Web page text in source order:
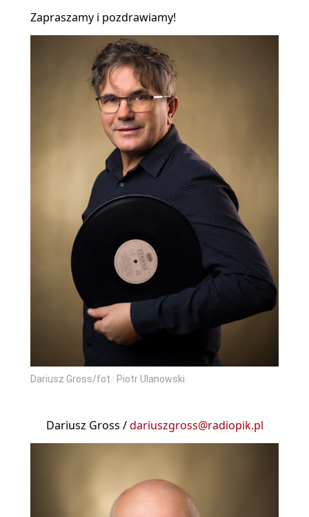
Zapraszamy i pozdrawiamy!
Dariusz Gross/fot.: Piotr Ulanowski
Dariusz Gross /dariuszgross@radiopik.pl